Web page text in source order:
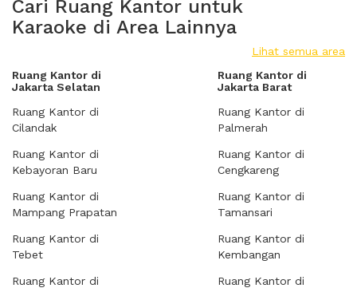
Cari Ruang Kantor untuk
Karaoke di Area Lainnya
Lihat semua area
Ruang Kantor di
Jakarta Selatan
Ruang Kantor di
Cilandak
Ruang Kantor di
Kebayoran Baru
Ruang Kantor di
Mampang Prapatan
Ruang Kantor di
Tebet
Ruang Kantor di
Ruang Kantor di
Jakarta Barat
Ruang Kantor di
Palmerah
Ruang Kantor di
Cengkareng
Ruang Kantor di
Tamansari
Ruang Kantor di
Kembangan
Ruang Kantor di